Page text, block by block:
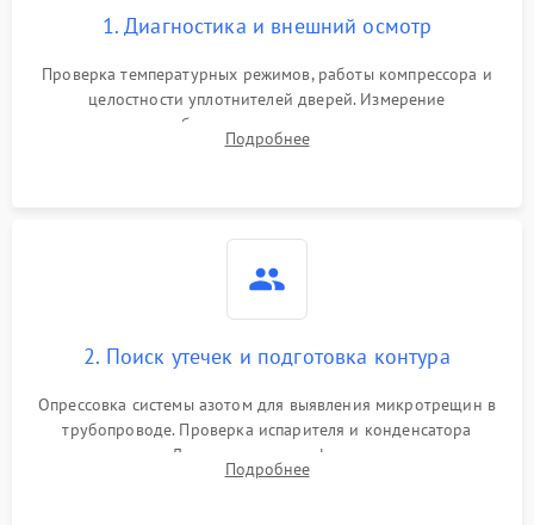
работе
2000 ₽ Подробнее →
1000 ₽
1800 ₽
1. Диагностика и внешний осмотр
Проверка температурных режимов, работы компрессора и
целостности уплотнителей дверей. Измерение
сопротивления обмоток мотора, проверка термостата и
считывание кодов ошибок с электронного дисплея.
Подробнее
2. Поиск утечек и подготовка контура
Опрессовка системы азотом для выявления микротрещин в
трубопроводе. Проверка испарителя и конденсатора
течеискателем. Демонтаж старого фильтра-осушителя и
продувка капиллярной трубки для устранения засоров.
Подробнее